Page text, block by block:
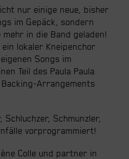
nur einige neue, bisher
im Gepäck, sondern
in die Band geladen!
lokaler Kneipenchor
Songs im
Teil des Paula Paula
Arrangements
Schmunzler,
vorprogrammiert!
Colle und partner in